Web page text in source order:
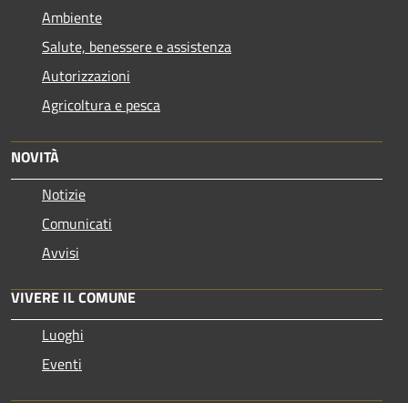
Ambiente
Salute, benessere e assistenza
Autorizzazioni
Agricoltura e pesca
NOVITÀ
Notizie
Comunicati
Avvisi
VIVERE IL COMUNE
Luoghi
Eventi